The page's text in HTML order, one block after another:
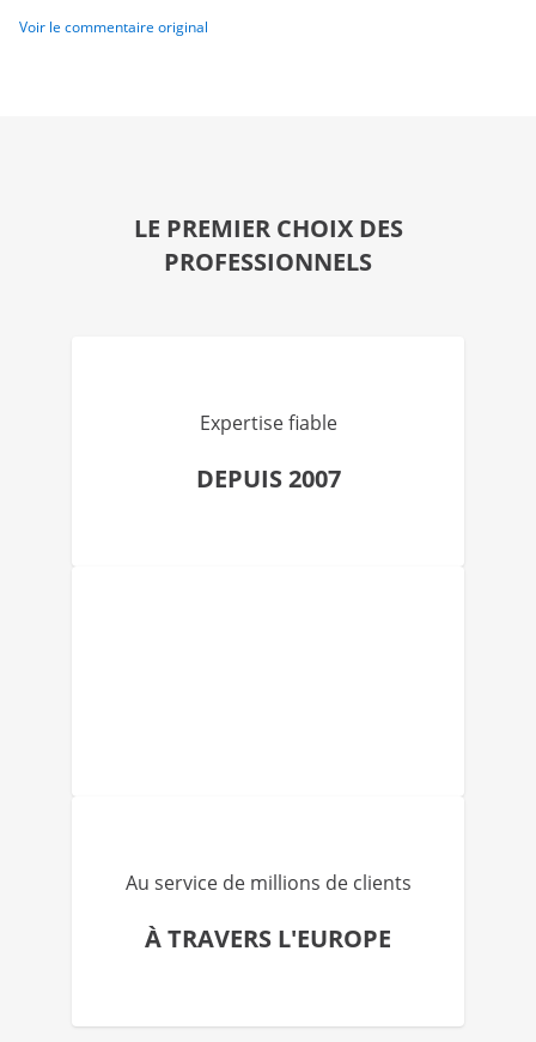
Voir le commentaire original
LE PREMIER CHOIX DES
PROFESSIONNELS
Expertise fiable
DEPUIS 2007
Au service de millions de clients
À TRAVERS L'EUROPE